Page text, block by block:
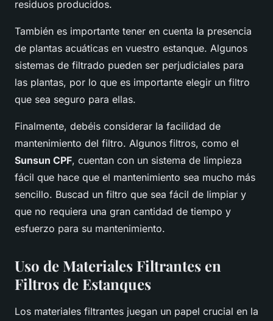
residuos producidos.
También es importante tener en cuenta la presencia
de plantas acuáticas en vuestro estanque. Algunos
sistemas de filtrado pueden ser perjudiciales para
las plantas, por lo que es importante elegir un filtro
que sea seguro para ellas.
Finalmente, debéis considerar la facilidad de
mantenimiento del filtro. Algunos filtros, como el
Sunsun CPF, cuentan con un sistema de limpieza
fácil que hace que el mantenimiento sea mucho más
sencillo. Buscad un filtro que sea fácil de limpiar y
que no requiera una gran cantidad de tiempo y
esfuerzo para su mantenimiento.
Uso de Materiales Filtrantes en
Filtros de Estanques
Los materiales filtrantes juegan un papel crucial en la